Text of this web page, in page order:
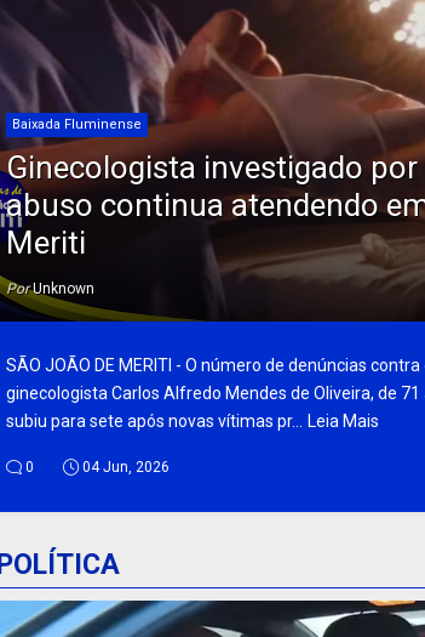
Baixada Fluminense
Ginecologista investigado por
abuso continua atendendo
Meriti
Por Unknown
SÃO JOÃO DE MERITI - O número de denúncias contra
ginecologista Carlos Alfredo Mendes de Oliveira, de 71
subiu para sete após novas vítimas pr... Leia Mais
0 04 Jun, 2026
POLÍTICA